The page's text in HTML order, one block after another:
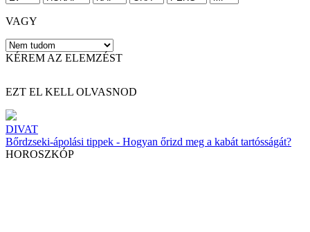
VAGY
KÉREM AZ ELEMZÉST
EZT EL KELL OLVASNOD
DIVAT
Bőrdzseki-ápolási tippek - Hogyan őrizd meg a kabát tartósságát?
HOROSZKÓP